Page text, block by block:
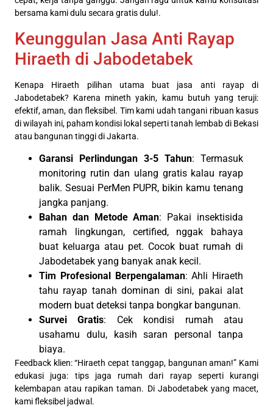
bersama kami dulu secara gratis dulu!.
Keunggulan Jasa Anti Rayap
Hiraeth di Jabodetabek
Kenapa Hiraeth pilihan utama buat jasa anti rayap di
Jabodetabek? Karena mineth yakin, kamu butuh yang teruji:
efektif, aman, dan fleksibel. Tim kami udah tangani ribuan kasus
di wilayah ini, paham kondisi lokal seperti tanah lembab di Bekasi
atau bangunan tinggi di Jakarta.
Garansi Perlindungan 3-5 Tahun: Termasuk
monitoring rutin dan ulang gratis kalau rayap
balik. Sesuai PerMen PUPR, bikin kamu tenang
jangka panjang.
Bahan dan Metode Aman: Pakai insektisida
ramah lingkungan, certified, nggak bahaya
buat keluarga atau pet. Cocok buat rumah di
Jabodetabek yang banyak anak kecil.
Tim Profesional Berpengalaman: Ahli Hiraeth
tahu rayap tanah dominan di sini, pakai alat
modern buat deteksi tanpa bongkar bangunan.
Survei Gratis: Cek kondisi rumah atau
usahamu dulu, kasih saran personal tanpa
biaya.
Feedback klien: “Hiraeth cepat tanggap, bangunan aman!” Kami
edukasi juga: tips jaga rumah dari rayap seperti kurangi
kelembapan atau rapikan taman. Di Jabodetabek yang macet,
kami fleksibel jadwal.